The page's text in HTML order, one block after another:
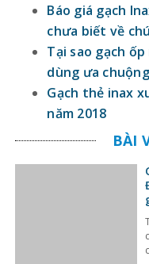
Báo giá gạch
chưa biết về
Tại sao gạch
dùng ưa chuộng
Gạch thẻ inax
năm 2018
BÀI